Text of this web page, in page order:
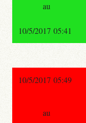
au
10/5/2017 05:41
10/5/2017 05:49
au